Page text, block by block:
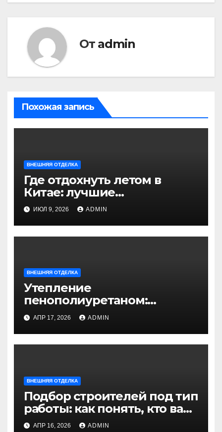
От admin
Похожая запись
ВНЕШНЯЯ ОТДЕЛКА
Где отдохнуть летом в
Китае: лучшие
направления для
незабываемого
путешествия
ИЮЛ 9, 2026 ADMIN
ВНЕШНЯЯ ОТДЕЛКА
Утепление
пенополиуретаном:
технология выполнения и
ключевые преимущества
АПР 17, 2026 ADMIN
ВНЕШНЯЯ ОТДЕЛКА
Подбор строителей под тип
работы: как понять, кто вам
реально нужен
АПР 16, 2026 ADMIN